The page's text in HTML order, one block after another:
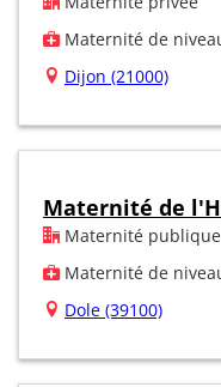
Maternité de
Dijon (21000)
Maternité de
Maternité publique
Maternité de
Dole (39100)